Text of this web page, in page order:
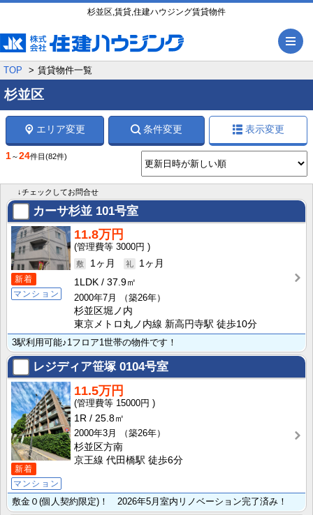
杉並区,賃貸,住建ハウジング賃貸物件
TOP 賃貸物件一覧
杉並区
エリア変更 条件変更 表示変更
1～24件目 (82件)
↓チェックしてお問合せ
カーサ杉並 101号室
新着
マンション
11.8万円
3000円
1ヶ月
1ヶ月
1LDK
37.9㎡
2000年7月
（築26年）
杉並区堀ノ内
東京メトロ丸ノ内線 新高円寺駅 徒歩10分
3駅利用可能♪1フロア1世帯の物件です！
レジディア笹塚0104号室
新着
マンション
11.5万円
15000円
1R
25.8㎡
2000年3月
（築26年）
杉並区方南
京王線 代田橋駅 徒歩6分
敷金０(個人契約限定)！ 2026年5月室内リノベーション完了済み！